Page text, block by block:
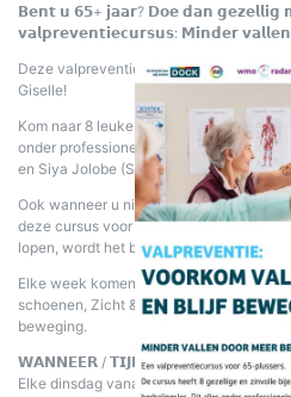
𝗕𝗲𝗻𝘁 𝘂 𝟲𝟱+ 𝗷𝗮𝗮𝗿? 𝗗𝗼𝗲 𝗱𝗮𝗻
𝘃𝗮𝗹𝗽𝗿𝗲𝘃𝗲𝗻𝘁𝗶𝗲𝗰𝘂𝗿𝘀𝘂𝘀: 𝗠𝗶𝗻𝗱𝗲𝗿
Deze valpreventiecursus wordt o.a.
Giselle!
Kom naar 8 leuke en zinvolle
onder professionele begeleiding van
en Siya Jolobe (Stichting DOCK).
Ook wanneer u niet van sport houdt en
deze cursus voor u geschikt. Voor
lopen, wordt het bewegen aangepast.
Elke week komen er verschillende
schoenen, Zicht & gehoor, Veiligheid in
beweging.
𝗪𝗔𝗡𝗡𝗘𝗘𝗥 / 𝗧𝗜𝗝𝗗?
Elke dinsdag vanaf 12 september 2023